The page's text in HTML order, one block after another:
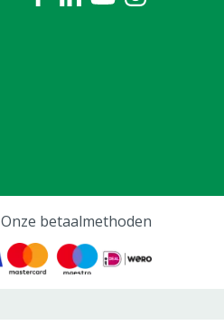
Onze betaalmethoden